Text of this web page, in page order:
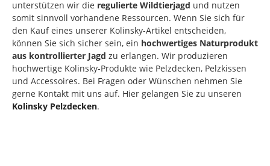
unterstützen wir die regulierte Wildtierjagd und nutzen
somit sinnvoll vorhandene Ressourcen. Wenn Sie sich für
den Kauf eines unserer Kolinsky-Artikel entscheiden,
können Sie sich sicher sein, ein hochwertiges Naturprodukt
aus kontrollierter Jagd zu erlangen. Wir produzieren
hochwertige Kolinsky-Produkte wie Pelzdecken, Pelzkissen
und Accessoires. Bei Fragen oder Wünschen nehmen Sie
gerne Kontakt mit uns auf. Hier gelangen Sie zu unseren
Kolinsky Pelzdecken.